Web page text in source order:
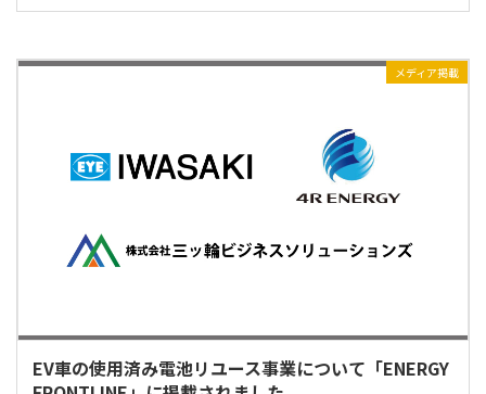
メディア掲載
EV車の使用済み電池リユース事業について「ENERGY